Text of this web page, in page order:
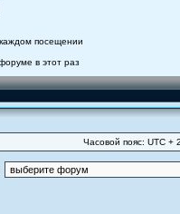
посещении
в этот раз
Часовой пояс: UTC +